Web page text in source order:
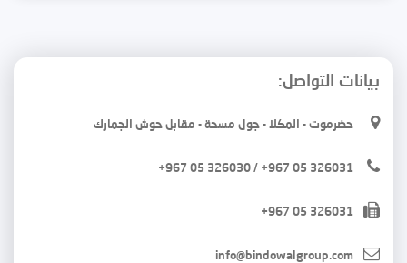
بيانات التواصل:
حضرموت - المكلا - جول مسحة - مقابل حوش الجمارك
+967 05 326030 / +967 05 326031
+967 05 326031
info@bindowalgroup.com